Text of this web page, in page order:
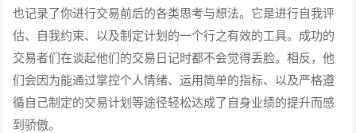
也记录了你进行交易前后的各类思考与想法。它是进行自我评
估、自我约束、以及制定计划的一个行之有效的工具。成功的
交易者们在谈起他们的交易日记时都不会觉得丢脸。相反，他
们会因为能通过掌控个人情绪、运用简单的指标、以及严格遵
循自己制定的交易计划等途径轻松达成了自身业绩的提升而感
到骄傲。